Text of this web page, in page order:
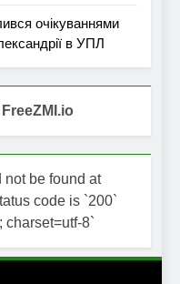
очікуваннями
в УПЛ
not be found at
code is `200`
charset=utf-8`